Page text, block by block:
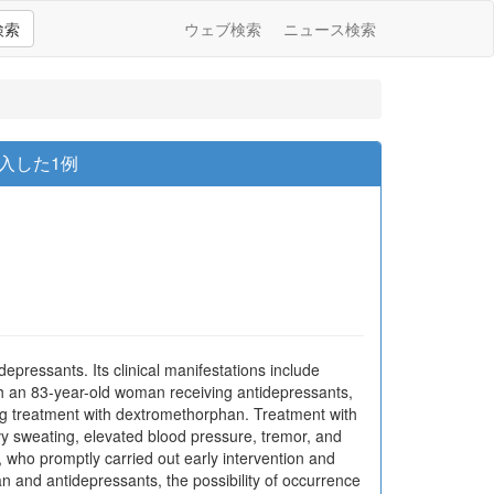
索 ウェブ検索 ニュース検索
した1例
Its clinical manifestations include
83-year-old woman receiving antidepressants,
treatment with dextromethorphan. Treatment with
sweating, elevated blood pressure, tremor, and
promptly carried out early intervention and
and antidepressants, the possibility of occurrence